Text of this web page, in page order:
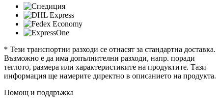
* Тези транспортни разходи се отнасят за стандартна доставка.
Възможно е да има допълнителни разходи, напр. поради
теглото, размера или характеристиките на продуктите. Тази
информация ще намерите директно в описанието на продукта.
Помощ и поддръжка